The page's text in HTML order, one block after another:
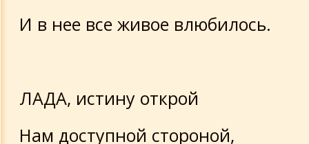
И в нее все живое влюбилось.
ЛАДА, истину открой
Нам доступной стороной,